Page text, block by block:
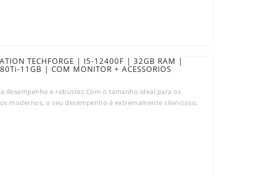
TECHFORGE | I5-12400F | 32GB RAM |
11GB | COM MONITOR + ACESSORIOS
desempenho e robustez.Com o tamanho ideal para os
modernos, o seu desempenho é extremamente silencioso,